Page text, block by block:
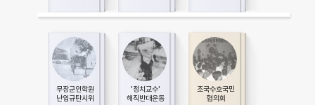
무장군인학원
난입규탄시위
'정치교수'
해직반대운동
조국수호국민
협의회